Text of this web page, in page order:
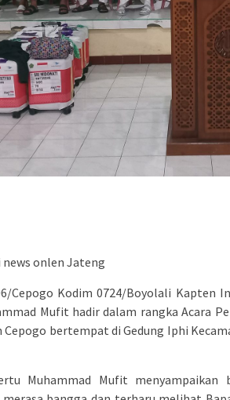
news onlen Jateng
Cepogo Kodim 0724/Boyolali Kapten
Mufit hadir dalam rangka Acara
Cepogo bertempat di Gedung Iphi
Muhammad Mufit